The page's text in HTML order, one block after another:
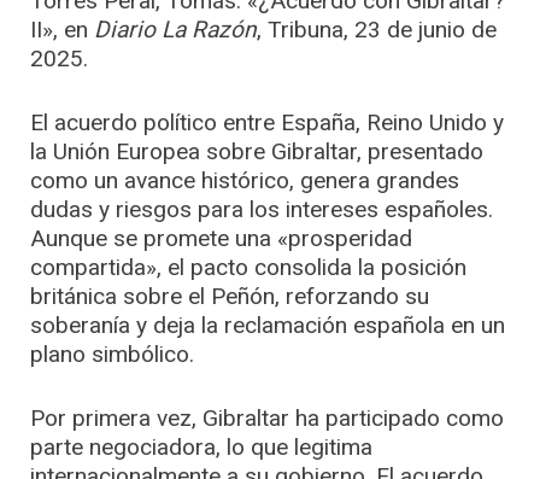
II», en Diario La Razón, Tribuna, 23 de junio de
2025.
El acuerdo político entre España, Reino Unido y
la Unión Europea sobre Gibraltar, presentado
como un avance histórico, genera grandes
dudas y riesgos para los intereses españoles.
Aunque se promete una «prosperidad
compartida», el pacto consolida la posición
británica sobre el Peñón, reforzando su
soberanía y deja la reclamación española en un
plano simbólico.
Por primera vez, Gibraltar ha participado como
parte negociadora, lo que legitima